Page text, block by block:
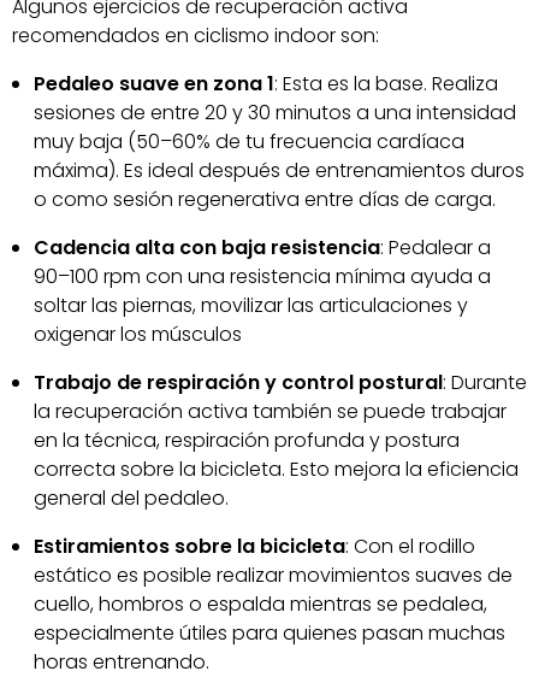
Algunos ejercicios de recuperación activa
recomendados en ciclismo indoor son:
Pedaleo suave en zona 1: Esta es la base. Realiza
sesiones de entre 20 y 30 minutos a una intensidad
muy baja (50–60% de tu frecuencia cardíaca
máxima). Es ideal después de entrenamientos duros
o como sesión regenerativa entre días de carga.
Cadencia alta con baja resistencia: Pedalear a
90–100 rpm con una resistencia mínima ayuda a
soltar las piernas, movilizar las articulaciones y
oxigenar los músculos
Trabajo de respiración y control postural: Durante
la recuperación activa también se puede trabajar
en la técnica, respiración profunda y postura
correcta sobre la bicicleta. Esto mejora la eficiencia
general del pedaleo.
Estiramientos sobre la bicicleta: Con el rodillo
estático es posible realizar movimientos suaves de
cuello, hombros o espalda mientras se pedalea,
especialmente útiles para quienes pasan muchas
horas entrenando.